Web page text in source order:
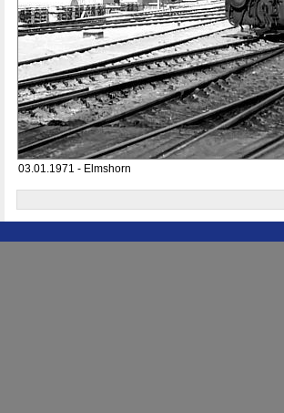
03.01.1971 - Elmshorn